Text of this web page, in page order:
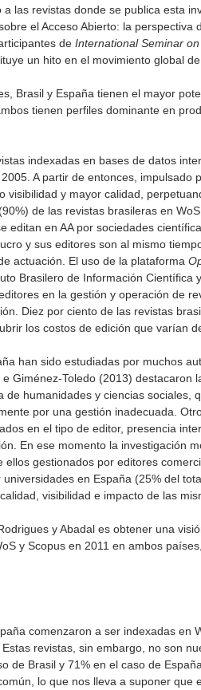
las revistas donde se publica esta
el Acceso Abierto: la perspectiva
de International Seminar
un hito en el movimiento global
Brasil y España tienen el mayor
tienen perfiles dominante en
indexadas en bases de datos
A partir de entonces, impulsado
visibilidad y mayor calidad,
de las revistas brasileras en
editan en AA por sociedades
y sus editores son al mismo
actuación. El uso de la plataforma
Brasilero de Información Científica
en la gestión y operación de
Diez por ciento de las revistas
los costos de edición que varían
han sido estudiadas por muchos
Giménez-Toledo (2013) destacaron
de humanidades y ciencias sociales,
por una gestión inadecuada.
en el tipo de editor, presencia
En ese momento la investigación
ellos gestionados por editores
en España (25% del
visibilidad e impacto de las
y Abadal es obtener una
y Scopus en 2011 en ambos
comenzaron a ser indexadas en
revistas, sin embargo, no son
de Brasil y 71% en el caso de
lo que nos lleva a suponer que